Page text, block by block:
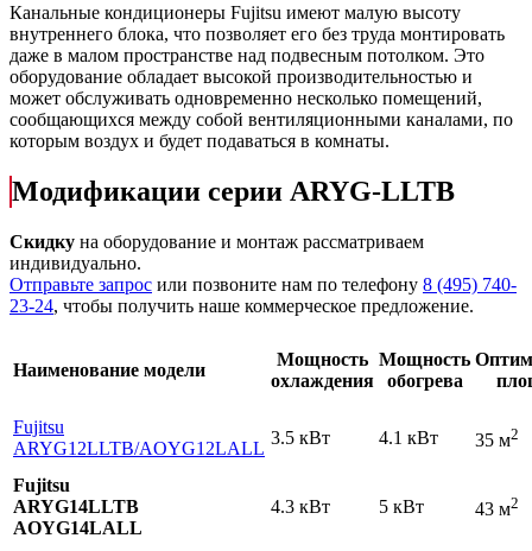
Канальные кондиционеры Fujitsu имеют малую высоту
внутреннего блока, что позволяет его без труда монтировать
даже в малом пространстве над подвесным потолком. Это
оборудование обладает высокой производительностью и
может обслуживать одновременно несколько помещений,
сообщающихся между собой вентиляционными каналами, по
которым воздух и будет подаваться в комнаты.
Модификации серии ARYG-LLTB
Скидку на оборудование и монтаж рассматриваем
индивидуально.
Отправьте запрос или позвоните нам по телефону 8 (495) 740-
23-24, чтобы получить наше коммерческое предложение.
Наименование модели
Мощность
охлаждения
Мощность
обогрева
Fujitsu
ARYG12LLTB/AOYG12LALL
3.5 кВт 4.1 кВт 35 м2
Fujitsu
ARYG14LLTB
AOYG14LALL
4.3 кВт 5 кВт 43 м2